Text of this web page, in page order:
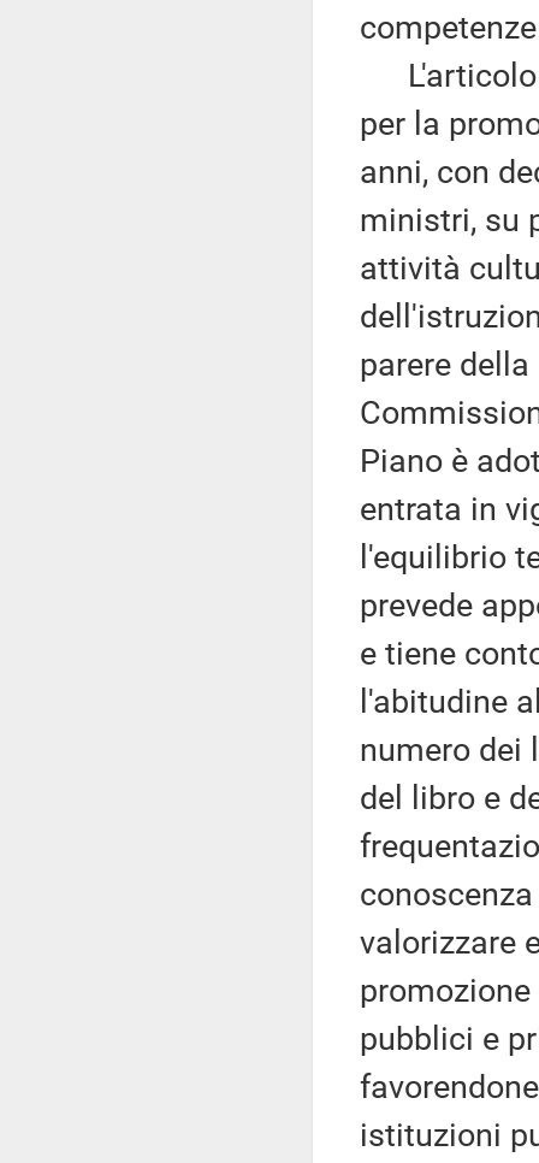
L'articolo
per la
anni, con
ministri, su
attività
parere
Piano è
entrata in
l'equilibrio
prevede
e tiene
l'abitudine
numero dei
del libro e
valorizzare
pubblici e
istituzioni